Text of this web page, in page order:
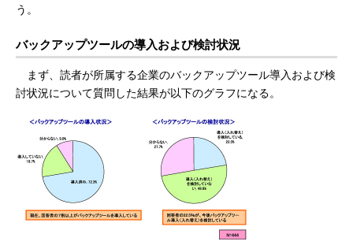
う。
バックアップツールの導入および検討状況
まず、読者が所属する企業のバックアップツール導入および検
討状況について質問した結果が以下のグラフになる。